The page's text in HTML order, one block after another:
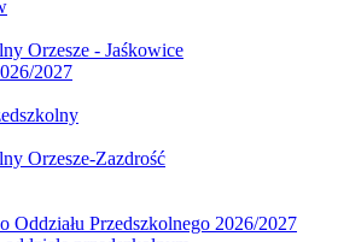
Orzesze - Jaśkowice
2027
Orzesze-Zazdrość
Oddziału Przedszkolnego 2026/2027